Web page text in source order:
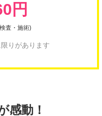
円
査・施術)
りがあります
感動！